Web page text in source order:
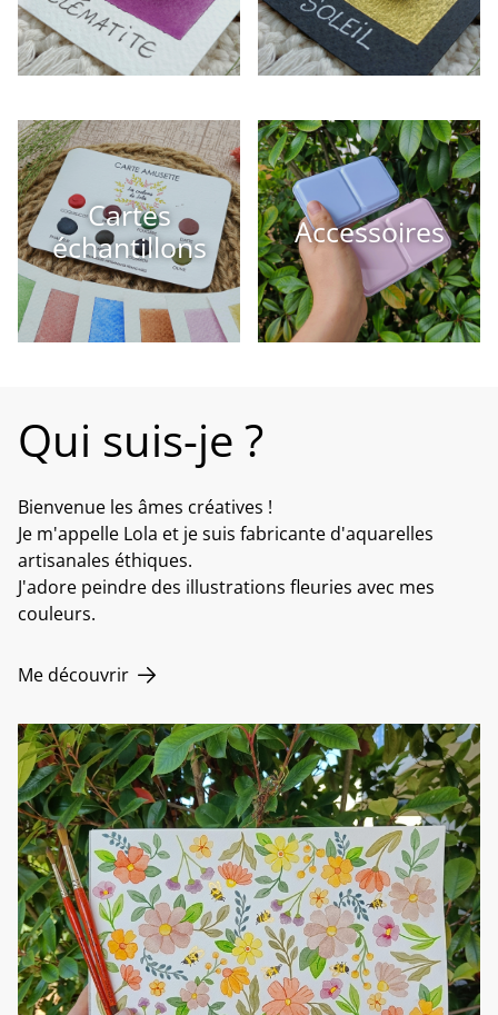
Cartes
échantillons
Accessoires
Qui suis-je ?
Bienvenue les âmes créatives !
Je m'appelle Lola et je suis fabricante d'aquarelles
artisanales éthiques.
J'adore peindre des illustrations fleuries avec mes
couleurs.
Me découvrir